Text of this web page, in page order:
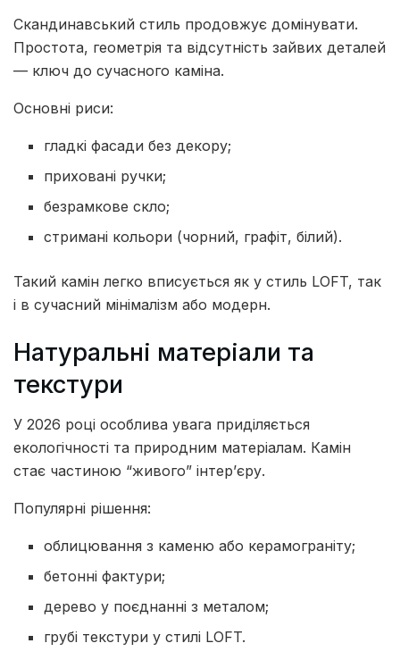
Скандинавський стиль продовжує домінувати.
Простота, геометрія та відсутність зайвих деталей
— ключ до сучасного каміна.
Основні риси:
гладкі фасади без декору;
приховані ручки;
безрамкове скло;
стримані кольори (чорний, графіт, білий).
Такий камін легко вписується як у стиль LOFT, так
і в сучасний мінімалізм або модерн.
Натуральні матеріали та
текстури
У 2026 році особлива увага приділяється
екологічності та природним матеріалам. Камін
стає частиною “живого” інтер’єру.
Популярні рішення:
облицювання з каменю або керамограніту;
бетонні фактури;
дерево у поєднанні з металом;
грубі текстури у стилі LOFT.